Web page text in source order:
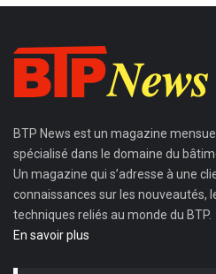
BTP News est un magazine
spécialisé dans le domaine du
Un magazine qui s’adresse à une
connaissances sur les nouveautés,
techniques reliés au monde du BTP.
En savoir plus